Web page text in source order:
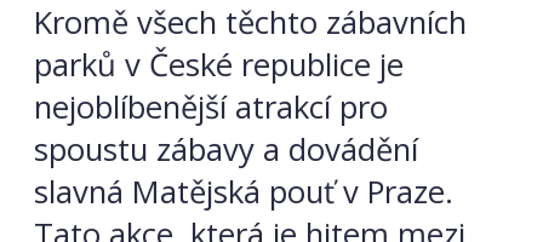
Kromě všech těchto zábavních
parků v České republice je
nejoblíbenější atrakcí pro
spoustu zábavy a dovádění
slavná Matějská pouť v Praze.